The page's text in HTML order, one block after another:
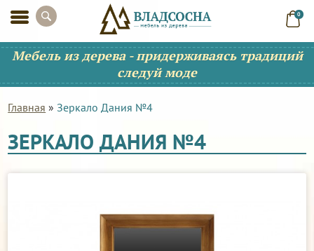
0
Мебель из дерева - придерживаясь традиций
следуй моде
Главная »Зеркало Дания №4
ЗЕРКАЛО ДАНИЯ №4